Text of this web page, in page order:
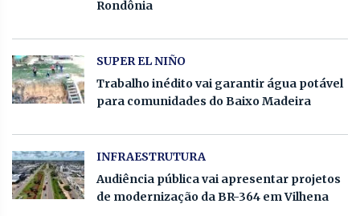
Rondônia
SUPER EL NIÑO
Trabalho inédito vai garantir água potável
para comunidades do Baixo Madeira
INFRAESTRUTURA
Audiência pública vai apresentar projetos
de modernização da BR-364 em Vilhena